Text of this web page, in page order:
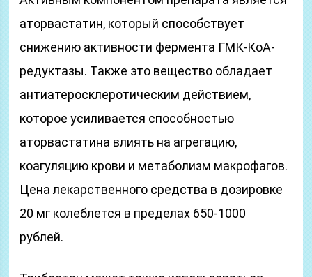
аторвастатин, который способствует
снижению активности фермента ГМК-КоА-
редуктазы. Также это вещество обладает
антиатеросклеротическим действием,
которое усиливается способностью
аторвастатина влиять на агрегацию,
коагуляцию крови и метаболизм макрофагов.
Цена лекарственного средства в дозировке
20 мг колеблется в пределах 650-1000
рублей.